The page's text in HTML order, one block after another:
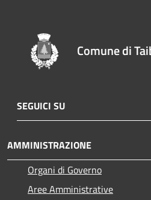
Comune di
SEGUICI SU
AMMINISTRAZIONE
Organi di Governo
Aree Amministrative